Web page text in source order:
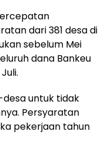
dari 381 desa di
sebelum Mei
dana Bankeu
desa untuk tidak
Persyaratan
pekerjaan tahun